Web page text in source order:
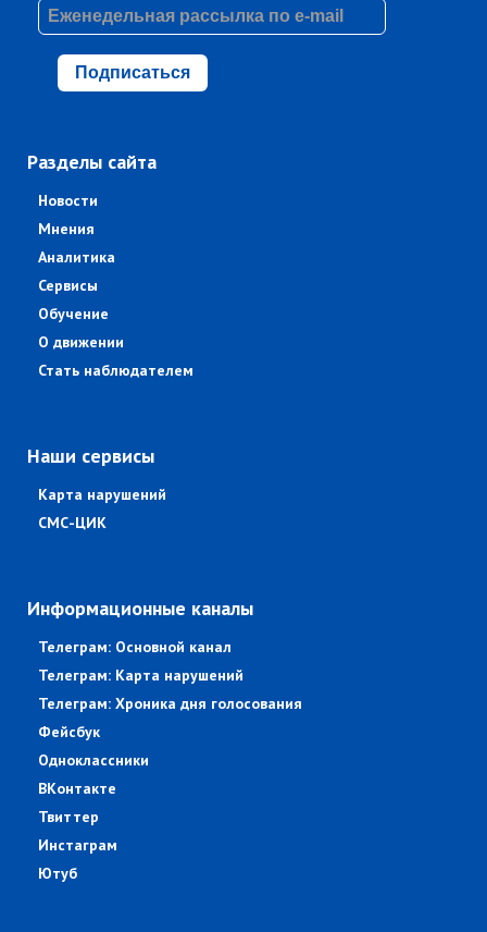
Подписаться
Разделы сайта
Новости
Мнения
Аналитика
Сервисы
Обучение
О движении
Стать наблюдателем
Наши сервисы
Карта нарушений
СМС-ЦИК
Информационные каналы
Телеграм: Основной канал
Телеграм: Карта нарушений
Телеграм: Хроника дня голосования
Фейсбук
Одноклассники
ВКонтакте
Твиттер
Инстаграм
Ютуб